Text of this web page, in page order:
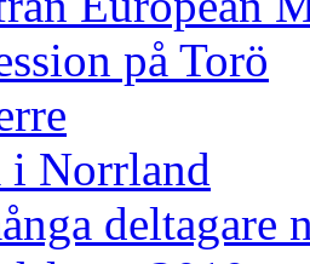
på Torö
i Norrland
deltagare